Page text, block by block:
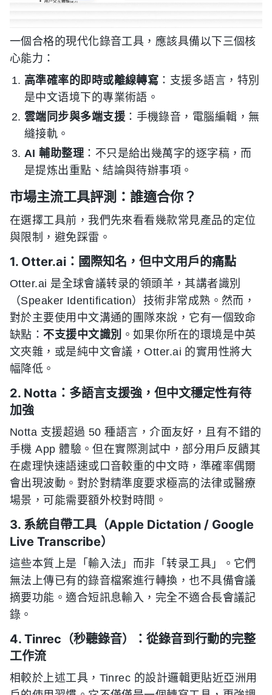
一個合格的現代化錄音工具，應該具備以下三個核
心能力：
高準確率的即時或離線轉寫 ：支援多語言，特別
是中文语境下的專業術語。
雲端同步與多端支援 ：手機錄音，電腦編輯，無
縫接軌。
AI 輔助整理：不只是給出幾萬字的逐字稿，而
是提炼出重點、結論與待辦事項。
市場主流工具評測：誰適合你？
在選擇工具前，我們先來看看幾款常見產品的定位
與限制，避免踩雷。
1. Otter.ai：國際知名，但中文用戶的痛點
Otter.ai 是全球會議转录的領頭羊，其講者識別
（Speaker Identification）技術非常成熟。然而，
對於主要使用中文溝通的團隊來說，它有一個致命
缺點：不支援中文識別 。如果你所在的環境是中英
文夾雜，或是純中文會議，Otter.ai 的實用性將大
幅降低。
2. Notta：多語言支援強，但中文穩定性有待
加強
Notta 支援超過 50 種語言，介面友好，且有不錯的
手機 App 體驗。但在實際測試中，部分用戶反饋其
在處理快速語速或口音較重的中文時，準確率偶爾
會出現波動。對於對精準度要求極高的法律或醫療
場景，可能需要額外校對時間。
3. 系統自帶工具（Apple Dictation / Google
Live Transcribe）
這些本質上是「輸入法」而非「转录工具」。它們
無法上傳已有的錄音檔案進行轉換，也不具備會議
摘要功能。適合短訊息輸入，完全不適合長會議記
錄。
4. Tinrec（秒聽錄音）：從錄音到行動的完整
工作流
相較於上述工具，Tinrec 的設計邏輯更貼近亞洲用